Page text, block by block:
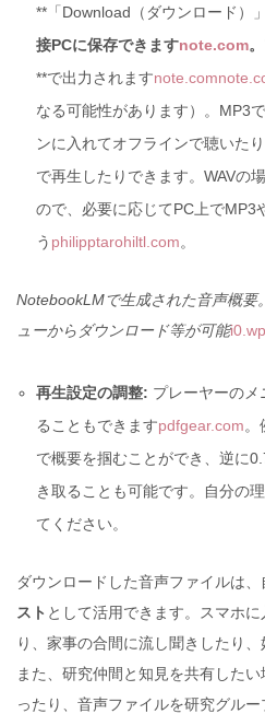
**「Download（ダウンロード）」
接PCに保存できますnote.com
**で出力されますnote.com
なる可能性があります）。MP3
ンに入れてオフラインで聴いた
で再生したりできます。WAVの
ので、必要に応じてPC上でMP3
う philipptarohiltl.com。
NotebookLMで生成された音声概要
ューからダウンロード等が可能
再生設定の調整: プレーヤーのメ
ることもできますpdfgear.com。
で概要を掴むことができ、逆に
き取ることも可能です。自分の
てください。
ダウンロードした音声ファイルは
スト として活用できます。スマホ
り、家事の合間に流し聞きしたり、
また、研究仲間と知見を共有した
ったり、音声ファイルを研究グル